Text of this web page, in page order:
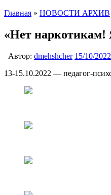
Главная » НОВОСТИ АРХИВ
«Нет
Автор: dmehshcher 15/10/2022
13-15.10.2022 — педагог-